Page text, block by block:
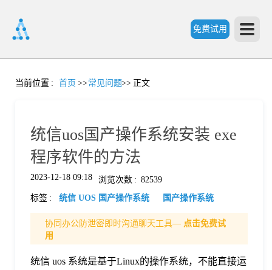
免费试用
首
价
当前位置 : 首页 >>常见问题>> 正文
统信uos国产操作系统安装 exe
程序软件的方法
2023-12-18 09:18 浏览次数 : 82539
标签 : 统信 UOS 国产操作系统 国产操作系统
协同办公防泄密即时沟通聊天工具— 点击免费试
用
统信 uos 系统是基于Linux的操作系统，不能直接运